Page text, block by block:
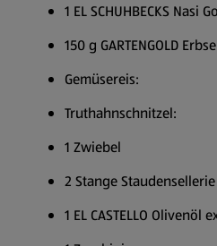
1 EL SCHUHBECKS Nasi
150 g GARTENGOLD Erbse
Gemüsereis:
Truthahnschnitzel:
1 Zwiebel
2 Stange Staudensellerie
1 EL CASTELLO Olivenöl